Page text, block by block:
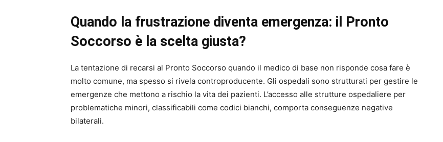
Quando la frustrazione diventa emergenza: il Pronto
Soccorso è la scelta giusta?
La tentazione di recarsi al Pronto Soccorso quando il medico di base non risponde cosa fare è
molto comune, ma spesso si rivela controproducente. Gli ospedali sono strutturati per gestire le
emergenze che mettono a rischio la vita dei pazienti. L’accesso alle strutture ospedaliere per
problematiche minori, classificabili come codici bianchi, comporta conseguenze negative
bilaterali.